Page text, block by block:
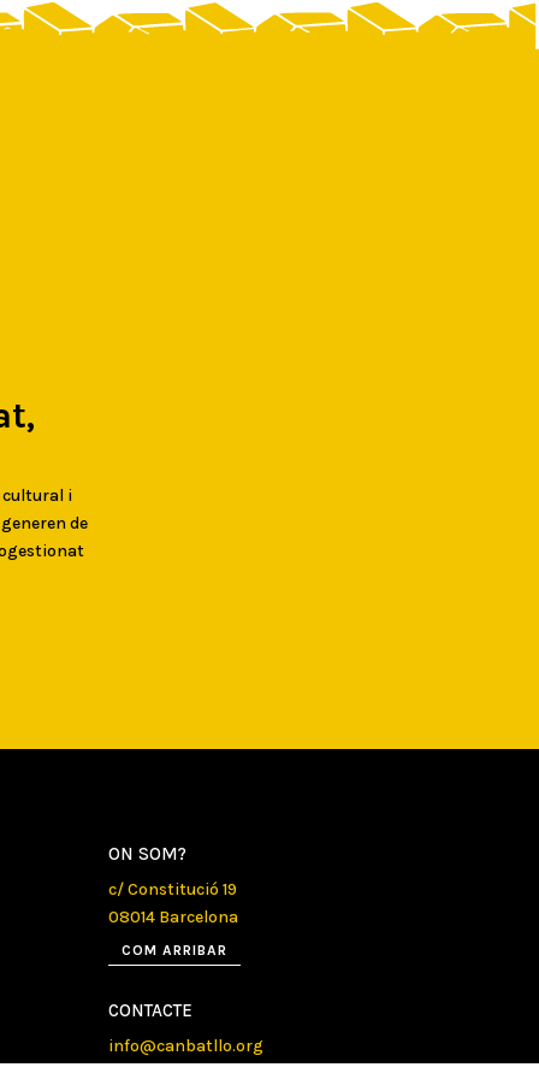
cultural i
de
ON SOM?
c/ Constitució 19
08014 Barcelona
COM ARRIBAR
CONTACTE
info@canbatllo.org